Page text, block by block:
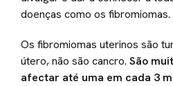
doenças como os fibromiomas.
Os fibromiomas uterinos são
útero, não são cancro. São
afectar até uma em cada 3